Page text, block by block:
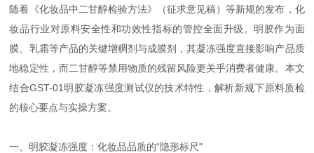
随着《化妆品中二甘醇检验方法》（征求意见稿）等新规的发布，化
妆品行业对原料安全性和功效性指标的管控全面升级。明胶作为面
膜、乳霜等产品的关键增稠剂与成膜剂，其凝冻强度直接影响产品质
地稳定性，而二甘醇等禁用物质的残留风险更关乎消费者健康。本文
结合GST-01明胶凝冻强度测试仪的技术特性，解析新规下原料质检
的核心要点与实操方案。
一、明胶凝冻强度：化妆品品质的“隐形标尺"